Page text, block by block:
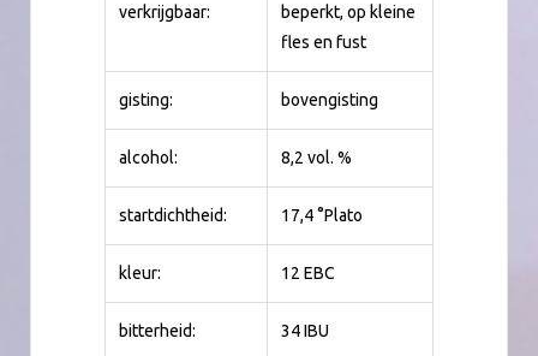
verkrijgbaar:
beperkt, op kleine
fles en fust
gisting: bovengisting
alcohol: 8,2 vol. %
startdichtheid: 17,4 °Plato
kleur: 12 EBC
bitterheid: 34 IBU